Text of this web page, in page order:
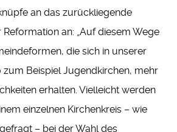
an das zurückliegende
an: „Auf diesem Wege
die sich in unserer
zum Beispiel Jugendkirchen, mehr
erhalten. Vielleicht werden
einzelnen Kirchenkreis – wie
– bei der Wahl des